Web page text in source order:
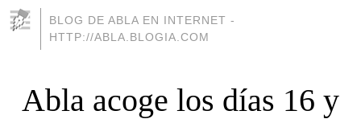
BLOG DE ABLA EN INTERNET -
HTTP://ABLA.BLOGIA.COM
Abla acoge los días 16 y